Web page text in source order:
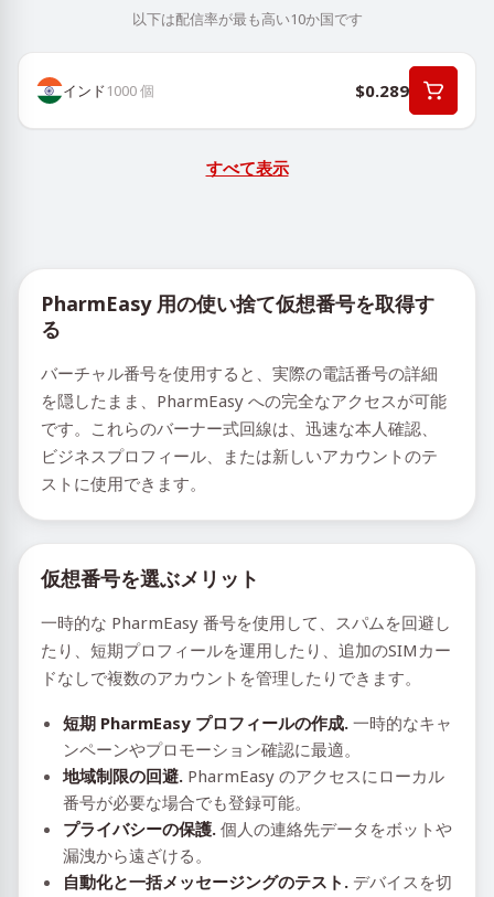
以下は配信率が最も高い10か国です
インド1000個 $0.289
すべて表示
PharmEasy 用の使い捨て仮想番号を取得す
る
バーチャル番号を使用すると、実際の電話番号の詳細
を隠したまま、PharmEasy への完全なアクセスが可能
です。これらのバーナー式回線は、迅速な本人確認、
ビジネスプロフィール、または新しいアカウントのテ
ストに使用できます。
仮想番号を選ぶメリット
一時的な PharmEasy 番号を使用して、スパムを回避し
たり、短期プロフィールを運用したり、追加のSIMカー
ドなしで複数のアカウントを管理したりできます。
短期 PharmEasy プロフィールの作成. 一時的なキャ
ンペーンやプロモーション確認に最適。
地域制限の回避. PharmEasy のアクセスにローカル
番号が必要な場合でも登録可能。
プライバシーの保護. 個人の連絡先データをボットや
漏洩から遠ざける。
自動化と一括メッセージングのテスト. デバイスを切